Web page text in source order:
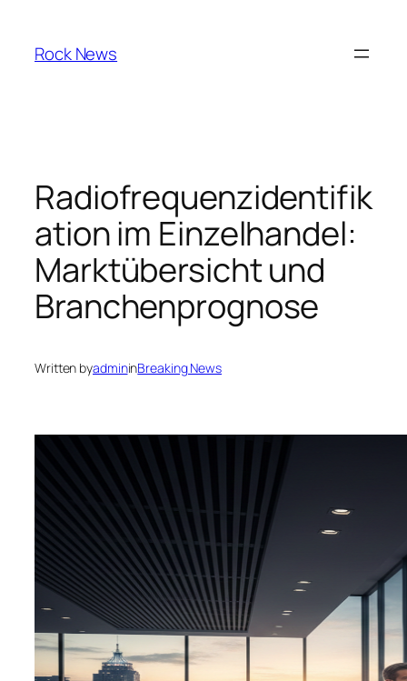
content
Rock News
Radiofrequenzidentifik
ation im Einzelhandel:
Marktübersicht und
Branchenprognose
Written byadmininBreaking News